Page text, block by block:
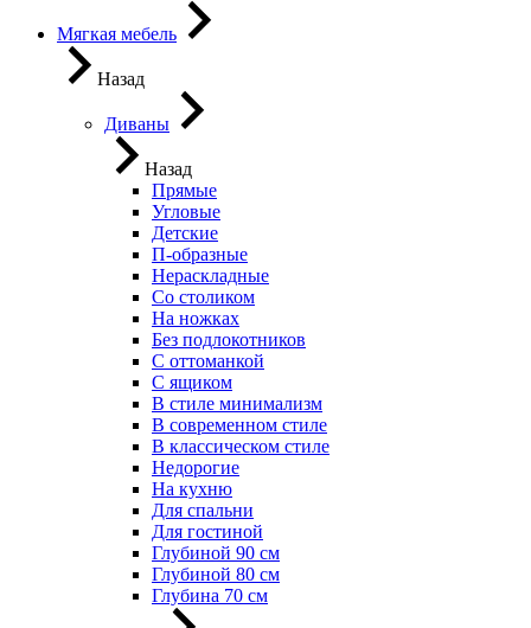
Мягкая мебель
Назад
Диваны
Назад
Прямые
Угловые
Детские
П-образные
Нераскладные
Со столиком
На ножках
Без подлокотников
С оттоманкой
С ящиком
В стиле минимализм
В современном стиле
В классическом стиле
Недорогие
На кухню
Для спальни
Для гостиной
Глубиной 90 см
Глубиной 80 см
Глубина 70 см